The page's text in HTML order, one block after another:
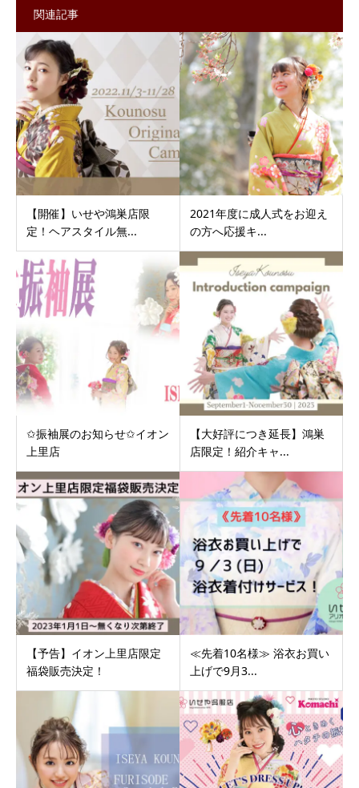
関連記事
【開催】いせや鴻巣店限
定！ヘアスタイル無...
2021年度に成人式をお迎え
の方へ応援キ...
✩振袖展のお知らせ✩イオン
上里店
【大好評につき延長】鴻巣
店限定！紹介キャ...
【予告】イオン上里店限定
福袋販売決定！
≪先着10名様≫ 浴衣お買い
上げで9月3...